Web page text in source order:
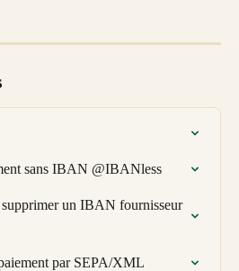
sans IBAN @IBANless
un IBAN fournisseur
par SEPA/XML